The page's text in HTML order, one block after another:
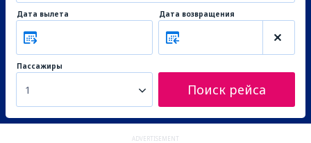
Дата вылета Дата возвращения
Пассажиры
1 Поиск рейса
ADVERTISEMENT